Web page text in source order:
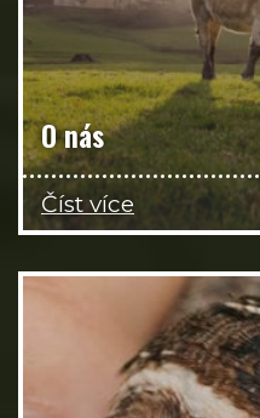
O nás
Číst více